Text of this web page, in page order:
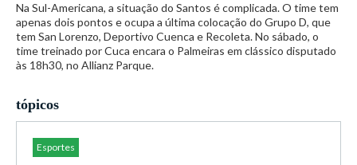
Na Sul-Americana, a situação do Santos é complicada. O time tem
apenas dois pontos e ocupa a última colocação do Grupo D, que
tem San Lorenzo, Deportivo Cuenca e Recoleta. No sábado, o
time treinado por Cuca encara o Palmeiras em clássico disputado
às 18h30, no Allianz Parque.
tópicos
Esportes